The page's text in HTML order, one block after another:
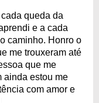
queda da
e a cada
caminho. Honro o
me trouxeram até
que me
ainda estou me
com amor e